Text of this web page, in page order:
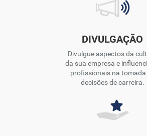
DIVULGAÇÃO
Divulgue aspectos da
da sua empresa e
profissionais na tomada
decisões de carreira.